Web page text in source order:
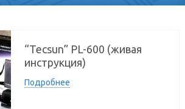
“Tecsun” PL-600 (живая
инструкция)
Подробнее